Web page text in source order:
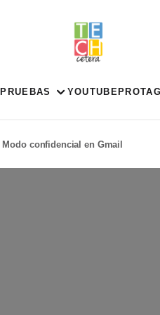
PRUEBAS YOUTUBE
Modo confidencial en Gmail